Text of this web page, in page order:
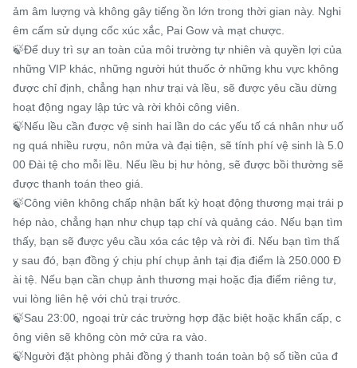
ảm âm lượng và không gây tiếng ồn lớn trong thời gian này. Nghi
êm cấm sử dụng cốc xúc xắc, Pai Gow và mạt chược.
🍃Để duy trì sự an toàn của môi trường tự nhiên và quyền lợi của
những VIP khác, những người hút thuốc ở những khu vực không
được chỉ định, chẳng hạn như trại và lều, sẽ được yêu cầu dừng
hoạt động ngay lập tức và rời khỏi công viên.
🍃Nếu lều cần được vệ sinh hai lần do các yếu tố cá nhân như uố
ng quá nhiều rượu, nôn mửa và đại tiện, sẽ tính phí vệ sinh là 5.0
00 Đài tệ cho mỗi lều. Nếu lều bị hư hỏng, sẽ được bồi thường sẽ
được thanh toán theo giá.
🍃Công viên không chấp nhận bất kỳ hoạt động thương mại trái p
hép nào, chẳng hạn như chụp tạp chí và quảng cáo. Nếu bạn tìm
thấy, bạn sẽ được yêu cầu xóa các tệp và rời đi. Nếu bạn tìm thấ
y sau đó, bạn đồng ý chịu phí chụp ảnh tại địa điểm là 250.000 Đ
ài tệ. Nếu bạn cần chụp ảnh thương mại hoặc địa điểm riêng tư,
vui lòng liên hệ với chủ trại trước.
🍃Sau 23:00, ngoại trừ các trường hợp đặc biệt hoặc khẩn cấp, c
ông viên sẽ không còn mở cửa ra vào.
🍃Người đặt phòng phải đồng ý thanh toán toàn bộ số tiền của đ